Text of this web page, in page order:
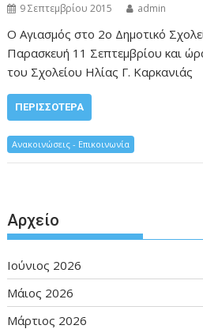
9 Σεπτεμβρίου 2015 admin
Ο Αγιασμός στο 2ο Δημοτικό
Παρασκευή 11 Σεπτεμβρίου και
του Σχολείου Ηλίας
ΠΕΡΙΣΣΌΤΕΡΑ
Ανακοινώσεις - Επικοινωνία
Αρχείο
Ιούνιος 2026
Μάιος 2026
Μάρτιος 2026